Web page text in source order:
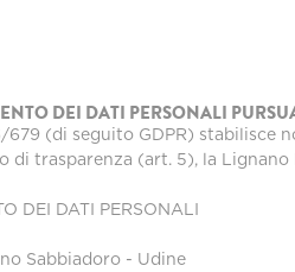
DEI DATI PERSONALI
679 (di seguito GDPR)
di trasparenza (art. 5), la
DEI DATI PERSONALI
Sabbiadoro - Udine